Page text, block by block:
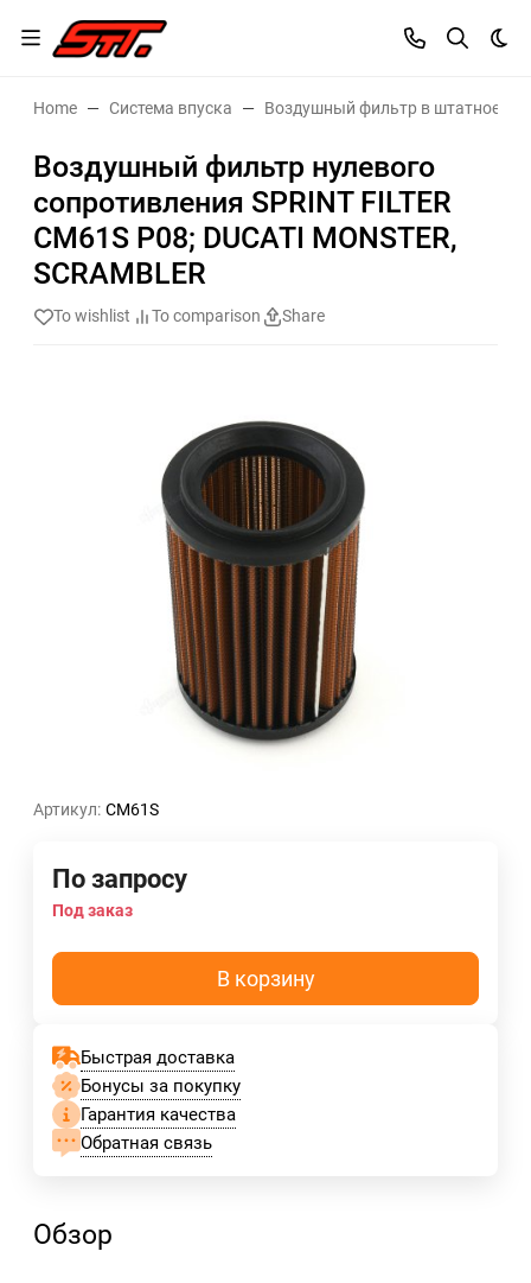
Home Система впуска Воздушный фильтр в штатное
Воздушный фильтр нулевого
сопротивления SPRINT FILTER
CM61S P08; DUCATI MONSTER,
SCRAMBLER
To wishlist To comparison Share
Артикул: CM61S
По запросу
Под заказ
В корзину
Быстрая доставка
Бонусы за покупку
Гарантия качества
Обратная связь
Обзор